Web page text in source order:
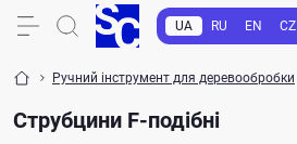
UA RU EN CZ
Ручний інструмент для деревообробки
Струбцини F-подібні